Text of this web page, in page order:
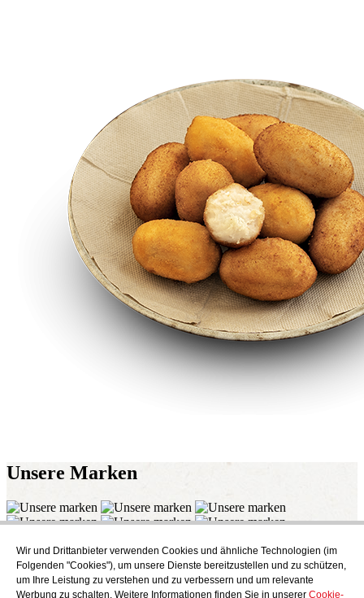
Wir und Drittanbieter verwenden Cookies und ähnliche Technologien (im
Folgenden "Cookies"), um unsere Dienste bereitzustellen und zu schützen,
um Ihre Leistung zu verstehen und zu verbessern und um relevante
Werbung zu schalten. Weitere Informationen finden Sie in unserer Cookie-
Unsere Marken
Abonnieren
Endecken Sie das kulinarische Angebot von AudensFood.